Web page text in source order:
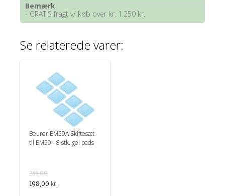
Bemærk:
- GRATIS fragt v/ køb over kr. 1.250 kr.
Se relaterede varer:
Beurer EM59A Skiftesæt
til EM59 - 8 stk. gel pads
255,00
198,00 kr.